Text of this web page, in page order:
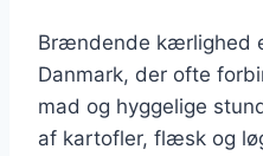
Brændende kærlighed
Danmark, der ofte
mad og hyggelige
af kartofler, flæsk og